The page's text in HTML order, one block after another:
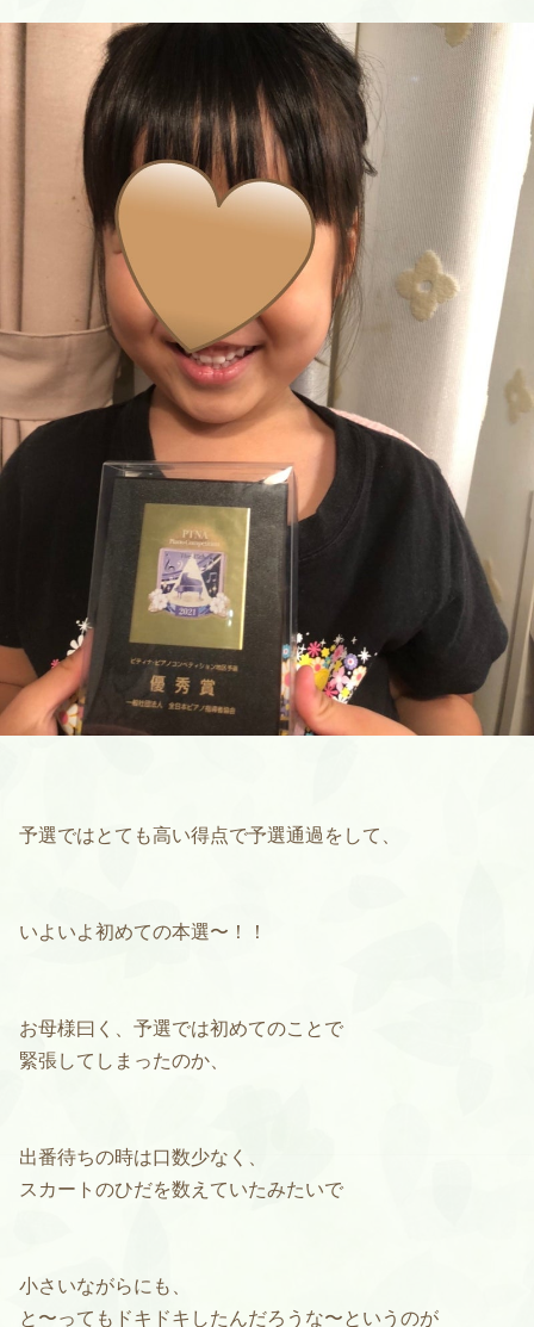
予選ではとても高い得点で予選通過をして、
いよいよ初めての本選〜！！
お母様曰く、予選では初めてのことで
緊張してしまったのか、
出番待ちの時は口数少なく、
スカートのひだを数えていたみたいで
小さいながらにも、
と〜ってもドキドキしたんだろうな〜というのが